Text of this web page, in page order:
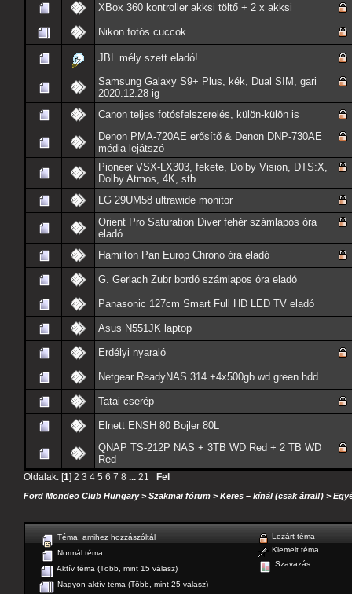
XBox 360 kontroller akksi töltő + 2 x akksi
Nikon fotós cuccok
JBL mély szett eladó!
Samsung Galaxy S9+ Plus, kék, Dual SIM, gari
2020.12.28-ig
Canon teljes fotósfelszerelés, külön-külön is
Denon PMA-720AE erősítő & Denon DNP-730AE
média lejátszó
Pioneer VSX-LX303, fekete, Dolby Vision, DTS:X,
Dolby Atmos, 4K, stb.
LG 29UM58 ultrawide monitor
Orient Pro Saturation Diver fehér számlapos óra
eladó
Hamilton Pan Europ Chrono óra eladó
G. Gerlach Zubr bordó számlapos óra eladó
Panasonic 127cm Smart Full HD LED TV eladó
Asus N551JK laptop
Erdélyi nyaraló
Netgear ReadyNAS 314 +4x500gb wd green hdd
Tatai cserép
Elnett ENSH 80 Bojler 80L
QNAP TS-212P NAS + 3TB WD Red + 2 TB WD
Red
Oldalak: [1] 2 3 4 5 6 7 8 ... 21 Fel
Ford Mondeo Club Hungary>Szakmai fórum >Keres – kínál (csak árral!) >
Téma, amihez hozzászóltál
Normál téma
Aktív téma (Több, mint 15 válasz)
Nagyon aktív téma (Több, mint 25 válasz)
Lezárt téma
Kiemelt téma
Szavazás